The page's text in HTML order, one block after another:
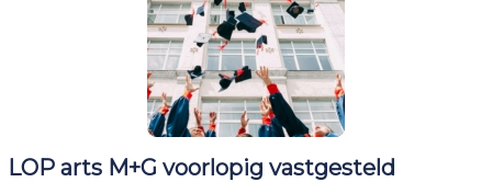
LOP arts M+G voorlopig vastgesteld